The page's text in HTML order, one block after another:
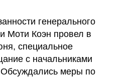
генерального
Моти Коэн провел в
специальное
с начальниками
Обсуждались меры по